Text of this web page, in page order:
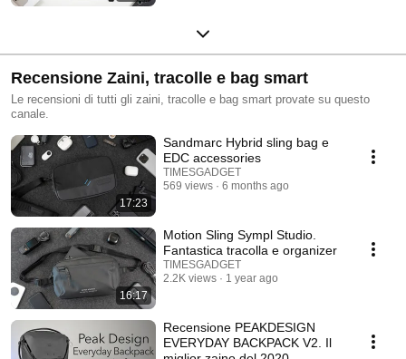
Recensione Zaini, tracolle e bag smart
Le recensioni di tutti gli zaini, tracolle e bag smart provate su questo
canale.
17:23
Sandmarc Hybrid sling bag e
EDC accessories
TIMESGADGET
569 views
6 months ago
16:17
Motion Sling Sympl Studio.
Fantastica tracolla e organizer
TIMESGADGET
2.2K views
1 year ago
Recensione PEAKDESIGN
EVERYDAY BACKPACK V2. Il